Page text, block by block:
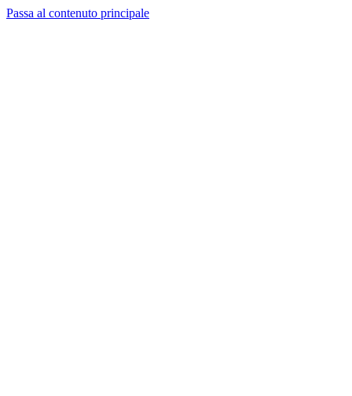
Passa al contenuto principale